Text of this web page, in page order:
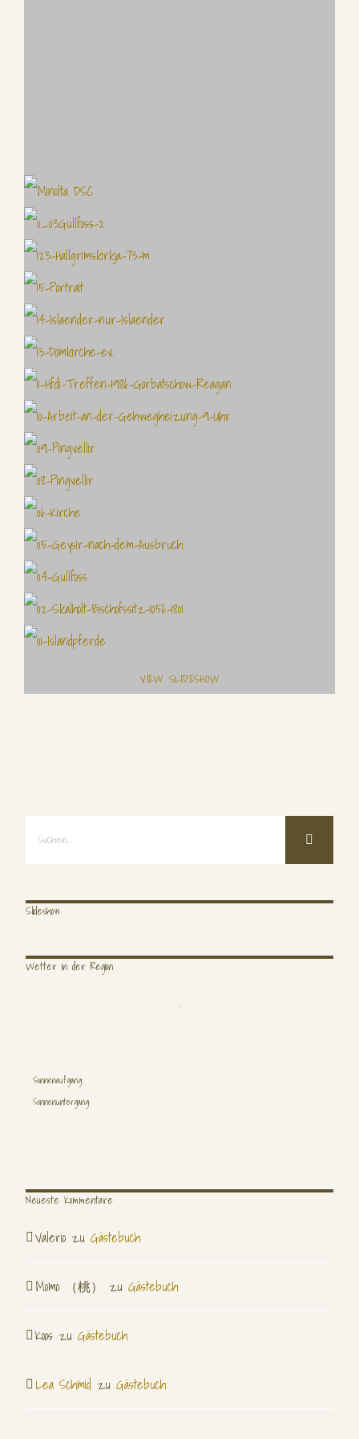
VIEW SLIDESHOW
Suche
Slideshow
Wetter in der Region
,
Sonnenaufgang:
Sonnenuntergang:
Neueste Kommentare
Valerio zu Gästebuch
Momo （桃） zu Gästebuch
Koos zu Gästebuch
Lea Schmid zu Gästebuch
Seitenaufrufe gesamt: 1166000